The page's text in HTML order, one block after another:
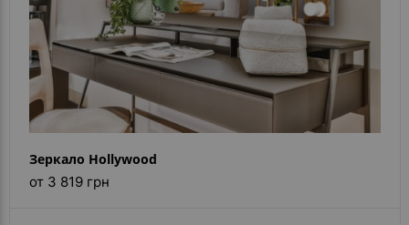
Зеркало Hollywood
от 3 819 грн